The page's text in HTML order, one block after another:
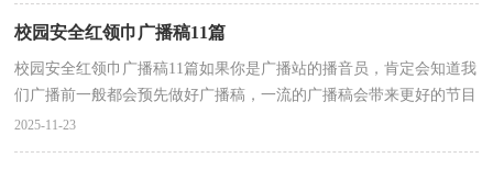
校园安全红领巾广播稿11篇
校园安全红领巾广播稿11篇如果你是广播站的播音员，肯定会知道我
们广播前一般都会预先做好广播稿，一流的广播稿会带来更好的节目
效果，如何把广播稿做到重点突出呢？下面是小编为大...
2025-11-23